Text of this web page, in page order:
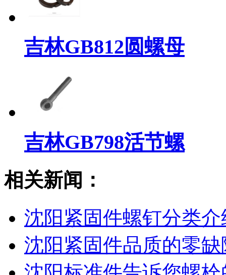
吉林GB812圆螺母
吉林GB798活节螺
相关新闻：
沈阳紧固件螺钉分类介
沈阳紧固件品质的零